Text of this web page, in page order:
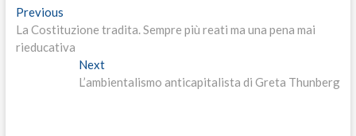
Navigazione
articoli
PreviousPrevious
post:
La Costituzione tradita. Sempre più reati ma una pena mai
rieducativa
NextNext
post:
L’ambientalismo anticapitalista di Greta Thunberg